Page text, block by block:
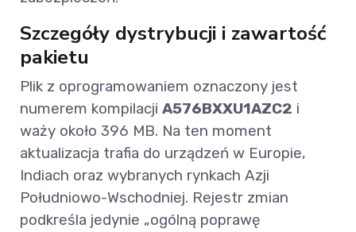
Szczegóły dystrybucji i zawartość
pakietu
Plik z oprogramowaniem oznaczony jest
numerem kompilacji A576BXXU1AZC2 i
waży około 396 MB. Na ten moment
aktualizacja trafia do urządzeń w Europie,
Indiach oraz wybranych rynkach Azji
Południowo-Wschodniej. Rejestr zmian
podkreśla jedynie „ogólną poprawę